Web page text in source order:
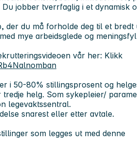
jobber tverrfaglig i et dynamisk
der du må forholde deg til et bredt
mye arbeidsglede og
vår her: Klikk
i 50-80% stillingsprosent og
helg. Som sykepleier/
legevaktssentral.
snarest eller etter avtale.
som legges ut med denne